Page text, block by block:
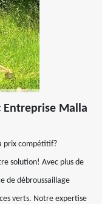
Entreprise Malla
prix compétitif?
solution! Avec plus de
de débroussaillage
verts. Notre expertise